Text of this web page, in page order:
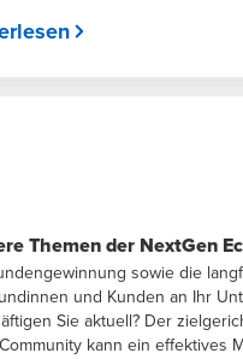
Themen der NextGen
sowie die
und Kunden an Ihr
Sie aktuell? Der
kann ein effektives